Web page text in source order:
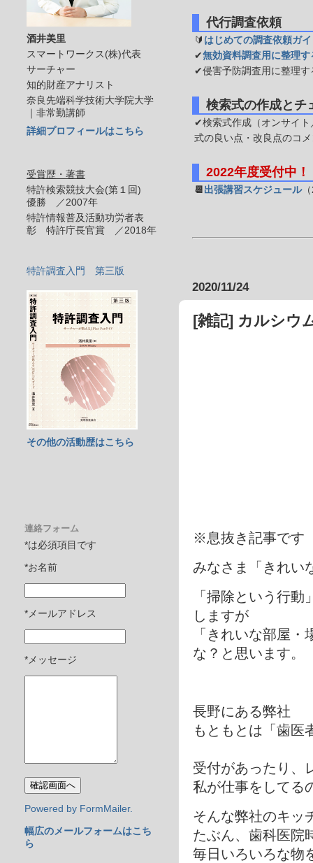
代行調査依頼
🔰 はじめての調査依頼ガ
✔無効資料調査用に整理
✔侵害予防調査用に整理す
検索式の作成とチ
✔検索式作成（オンサイト
式の良い点・改良点のコ
2022年度受付中！
📆 出張講習スケジュール
2020/11/24
[雑記] カルシウ
※息抜き記事です
みなさま「きれい
「掃除という行
しますが
「きれいな部屋
な？と思います。
長野にある弊社
もともとは「歯医
受付があったり、
私が仕事をしてる
そんな弊社のキッ
たぶん、歯科医院
毎日いろいろな物
酒井美里
スマートワークス(株)代表
サーチャー
知的財産アナリスト
奈良先端科学技術大学院大学
｜非常勤講師
詳細プロフィールはこちら
受賞歴・著書
特許検索競技大会(第１回)
優勝 ／2007年
特許情報普及活動功労者表
彰 特許庁長官賞 ／2018年
特許調査入門 第三版
その他の活動歴はこちら
連絡フォーム
*は必須項目です
*お名前
*メールアドレス
*メッセージ
Powered by FormMailer.
幅広のメールフォームはこち
ら